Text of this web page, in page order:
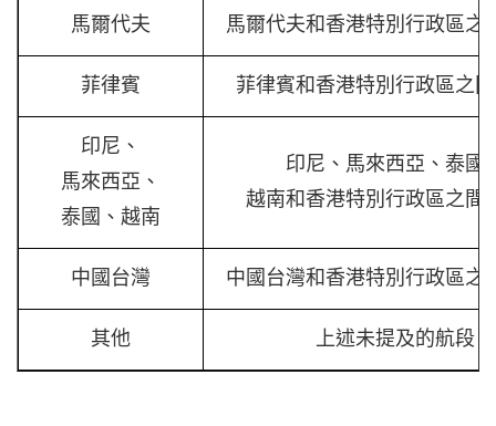
馬爾代夫 馬爾代夫和香港特別行政區之
菲律賓 菲律賓和香港特別行政區之
印尼、
馬來西亞、
泰國、越南
印尼、馬來西亞、泰國
越南和香港特別行政區之間
中國台灣 中國台灣和香港特別行政區之
其他 上述未提及的航段